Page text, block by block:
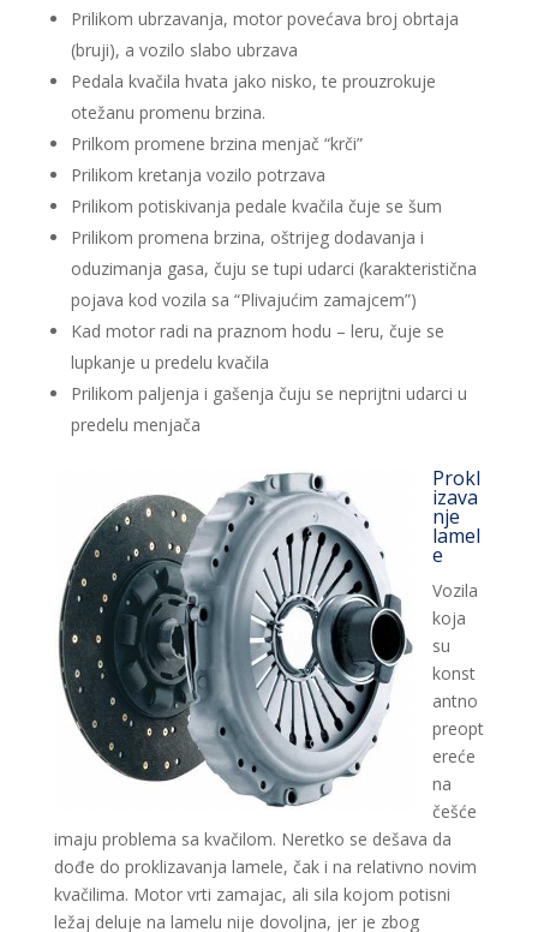
Prilikom ubrzavanja, motor povećava broj obrtaja
(bruji), a vozilo slabo ubrzava
Pedala kvačila hvata jako nisko, te prouzrokuje
otežanu promenu brzina.
Prilkom promene brzina menjač “krči”
Prilikom kretanja vozilo potrzava
Prilikom potiskivanja pedale kvačila čuje se šum
Prilikom promena brzina, oštrijeg dodavanja i
oduzimanja gasa, čuju se tupi udarci (karakteristična
pojava kod vozila sa “Plivajućim zamajcem”)
Kad motor radi na praznom hodu – leru, čuje se
lupkanje u predelu kvačila
Prilikom paljenja i gašenja čuju se neprijtni udarci u
predelu menjača
Prokl
izava
nje
lamel
e
Vozila
koja
su
konst
antno
preopt
ereće
na
češće
imaju problema sa kvačilom. Neretko se dešava da
dođe do proklizavanja lamele, čak i na relativno novim
kvačilima. Motor vrti zamajac, ali sila kojom potisni
ležaj deluje na lamelu nije dovoljna, jer je zbog